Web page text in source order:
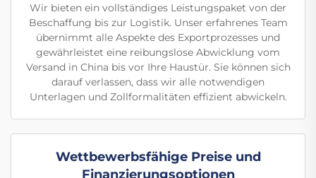
Wir bieten ein vollständiges Leistungspaket von der
Beschaffung bis zur Logistik. Unser erfahrenes Team
übernimmt alle Aspekte des Exportprozesses und
gewährleistet eine reibungslose Abwicklung vom
Versand in China bis vor Ihre Haustür. Sie können sich
darauf verlassen, dass wir alle notwendigen
Unterlagen und Zollformalitäten effizient abwickeln.
Wettbewerbsfähige Preise und
Finanzierungsoptionen